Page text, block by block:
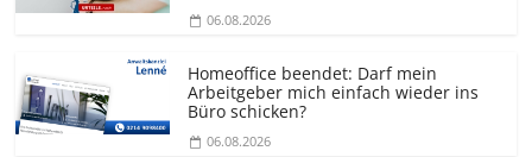
06.08.2026
Homeoffice beendet: Darf mein
Arbeitgeber mich einfach wieder ins
Büro schicken?
06.08.2026